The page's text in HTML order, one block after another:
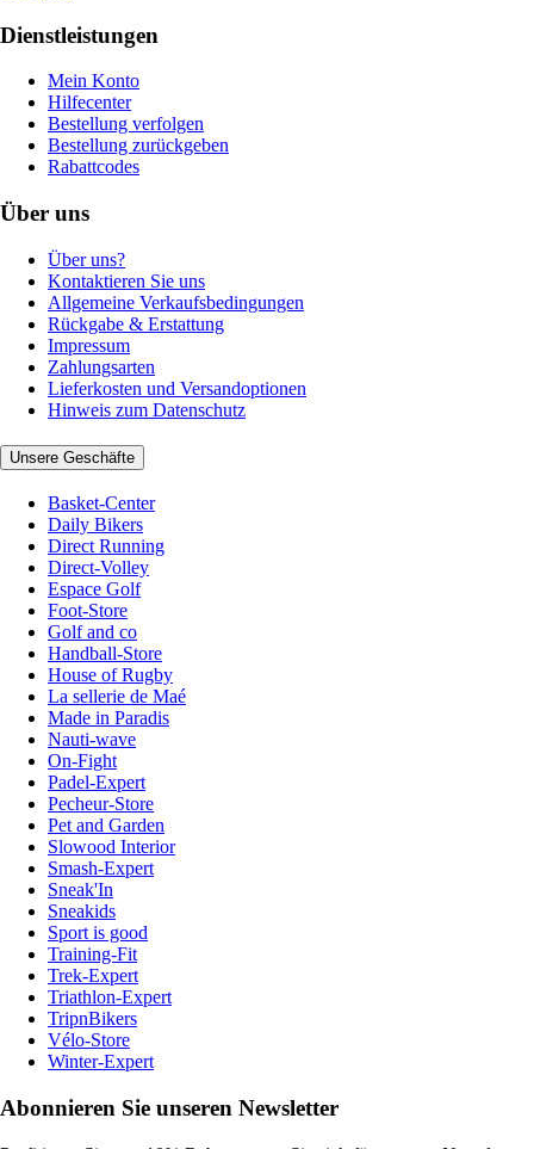
Dienstleistungen
Mein Konto
Hilfecenter
Bestellung verfolgen
Bestellung zurückgeben
Rabattcodes
Über uns
Über uns?
Kontaktieren Sie uns
Allgemeine Verkaufsbedingungen
Rückgabe & Erstattung
Impressum
Zahlungsarten
Lieferkosten und Versandoptionen
Hinweis zum Datenschutz
Unsere Geschäfte
Basket-Center
Daily Bikers
Direct Running
Direct-Volley
Espace Golf
Foot-Store
Golf and co
Handball-Store
House of Rugby
La sellerie de Maé
Made in Paradis
Nauti-wave
On-Fight
Padel-Expert
Pecheur-Store
Pet and Garden
Slowood Interior
Smash-Expert
Sneak'In
Sneakids
Sport is good
Training-Fit
Trek-Expert
Triathlon-Expert
TripnBikers
Vélo-Store
Winter-Expert
Abonnieren Sie unseren Newsletter